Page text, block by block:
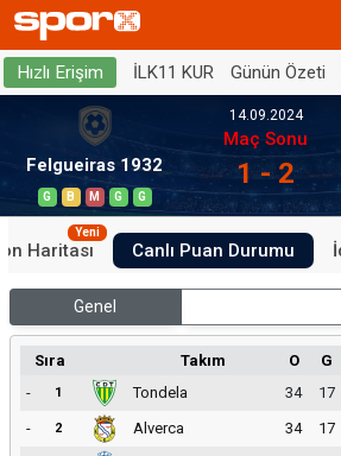
Hızlı Erişim İLK11 KUR Günün Özeti
Felgueiras 1932
G B M G G
14.09.2024
Maç Sonu
1 - 2
Haritası
Yeni
Canlı Puan Durumu
Genel
Sıra Takım O G
-
1 Tondela 34 17
-
2 Alverca 34 17